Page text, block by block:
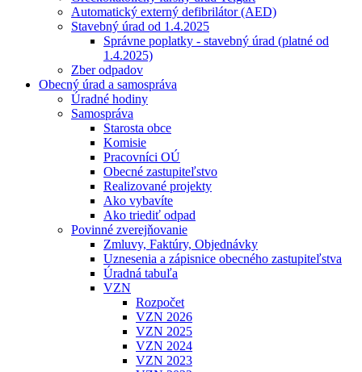
Automatický externý defibrilátor (AED)
Stavebný úrad od 1.4.2025
Správne poplatky - stavebný úrad (platné od
1.4.2025)
Zber odpadov
Obecný úrad a samospráva
Úradné hodiny
Samospráva
Starosta obce
Komisie
Pracovníci OÚ
Obecné zastupiteľstvo
Realizované projekty
Ako vybavíte
Ako triediť odpad
Povinné zverejňovanie
Zmluvy, Faktúry, Objednávky
Uznesenia a zápisnice obecného zastupiteľstva
Úradná tabuľa
VZN
Rozpočet
VZN 2026
VZN 2025
VZN 2024
VZN 2023